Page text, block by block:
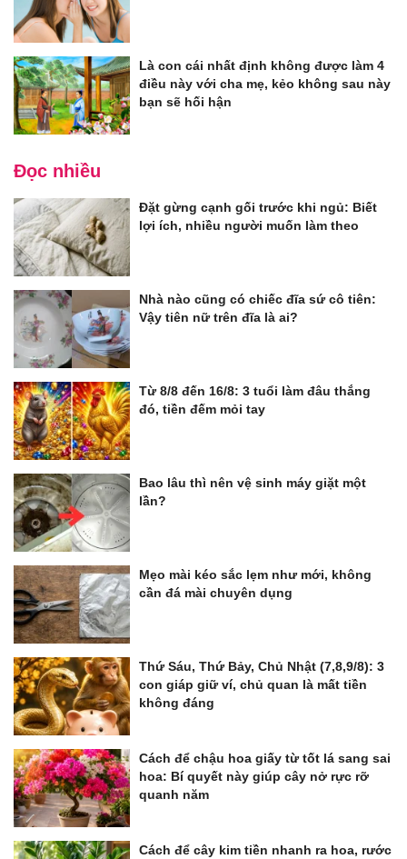
Là con cái nhất định không được làm 4
điều này với cha mẹ, kẻo không sau này
bạn sẽ hối hận
Đọc nhiều
Đặt gừng cạnh gối trước khi ngủ: Biết
lợi ích, nhiều người muốn làm theo
Nhà nào cũng có chiếc đĩa sứ cô tiên:
Vậy tiên nữ trên đĩa là ai?
Từ 8/8 đến 16/8: 3 tuổi làm đâu thắng
đó, tiền đếm mỏi tay
Bao lâu thì nên vệ sinh máy giặt một
lần?
Mẹo mài kéo sắc lẹm như mới, không
cần đá mài chuyên dụng
Thứ Sáu, Thứ Bảy, Chủ Nhật (7,8,9/8): 3
con giáp giữ ví, chủ quan là mất tiền
không đáng
Cách để chậu hoa giấy từ tốt lá sang sai
hoa: Bí quyết này giúp cây nở rực rỡ
quanh năm
Cách để cây kim tiền nhanh ra hoa, rước